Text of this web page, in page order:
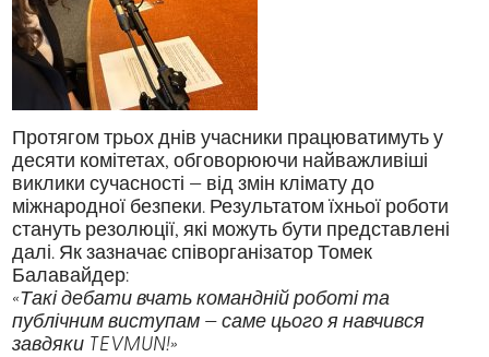
Протягом трьох днів учасники працюватимуть у
десяти комітетах, обговорюючи найважливіші
виклики сучасності — від змін клімату до
міжнародної безпеки. Результатом їхньої роботи
стануть резолюції, які можуть бути представлені
далі. Як зазначає співорганізатор Томек
Балавайдер:
«Такі дебати вчать командній роботі та
публічним виступам — саме цього я навчився
завдяки TEVMUN!»